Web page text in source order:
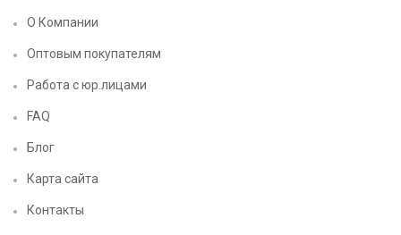
О Компании
Оптовым покупателям
Работа с юр.лицами
FAQ
Блог
Карта сайта
Контакты